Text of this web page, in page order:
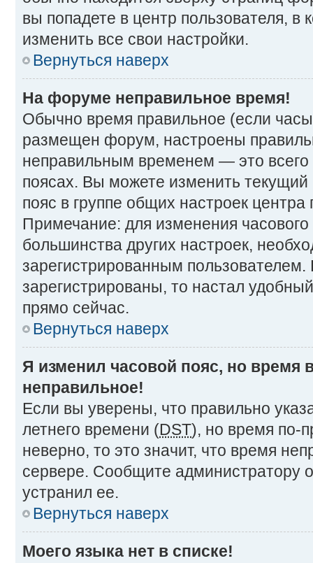
вы попадете в центр пользователя, в
изменить все свои настройки.
Вернуться наверх
На форуме неправильное время!
Обычно время правильное (если
размещен форум, настроены
неправильным временем — это
поясах. Вы можете изменить текущий
пояс в группе общих настроек центра
Примечание: для изменения часового
большинства других настроек,
зарегистрированным
зарегистрированы, то настал
прямо сейчас.
Вернуться наверх
Я изменил часовой пояс, но время
неправильное!
Если вы уверены, что правильно
летнего времени (DST), но время по-
неверно, то это значит, что время
сервере. Сообщите администратору
устранил ее.
Вернуться наверх
Моего языка нет в списке!